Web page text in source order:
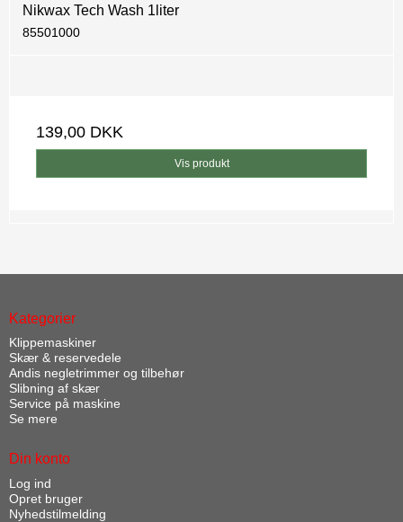
Nikwax Tech Wash 1liter
85501000
139,00 DKK
Vis produkt
Kategorier
Klippemaskiner
Skær & reservedele
Andis negletrimmer og tilbehør
Slibning af skær
Service på maskine
Se mere
Din konto
Log ind
Opret bruger
Nyhedstilmelding